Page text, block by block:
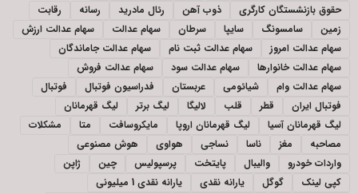
حقوق بازنشستگان کارگری
ذوب آهن رئال مادرید رسانه
رقابت
زمین
سامسونگ سایپا سرطان سهام عدالت
سهام عدالت ارزش
سهام عدالت امروز
سهام عدالت ثبت نام
سهام عدالت جاماندگان
سهام عدالت خانوارها
سهام عدالت سود
سهام عدالت فروش
سهام عدالت وام
شیائومی عربستان فدراسیون فوتبال
فوتبال
فوتبال ایران
قطر قلب لالیگا لیگ برتر
لیگ قهرمانان
لیگ قهرمانان آسیا
لیگ قهرمانان اروپا مایکروسافت متا
مشکلات
مصاحبه
مغز ناسا نساجی هواوی
هوش مصنوعی
واردات خودرو
والیبال پایتخت پرسپولیس چین
ژاپن
کپی لینک
گوگل یارانه نقدی
یارانه نقدی 1 میلیونی